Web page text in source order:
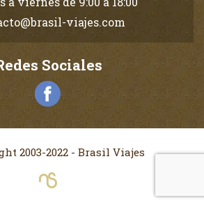
viajes.com
Sociales
2003-2022 - Brasil Viajes